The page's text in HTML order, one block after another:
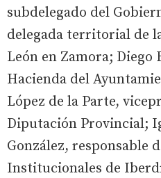
subdelegado del
delegada territorial de
León en Zamora; Diego
Hacienda del
López de la Parte,
Diputación Provincial;
González, responsable
Institucionales de